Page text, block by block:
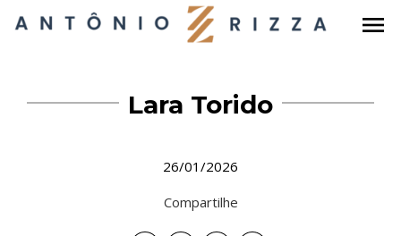
menu
Lara Torido
26/01/2026
Compartilhe